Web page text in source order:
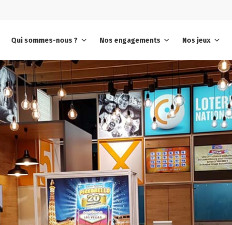
Qui sommes-nous ? Nos engagements Nos jeux